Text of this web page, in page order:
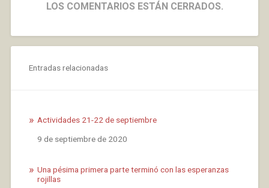
LOS COMENTARIOS ESTÁN CERRADOS.
Entradas relacionadas
Actividades 21-22 de septiembre
Fecha
9 de septiembre de 2020
Una pésima primera parte terminó con las esperanzas
rojillas